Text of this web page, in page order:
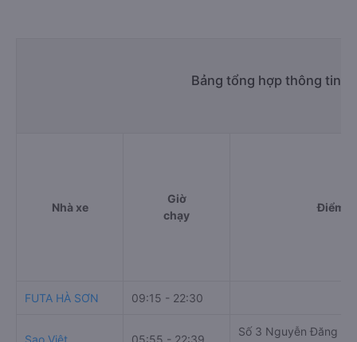
Bảng tổng hợp thông tin
Nhà xe
Giờ
chạy
Điểm đi
FUTA HÀ SƠN 09:15 - 22:30
Số 3 Nguyễn Đăng